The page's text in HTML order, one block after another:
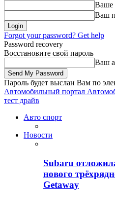
Ваше
Ваш
Forgot your password? Get help
Password recovery
Восстановите свой пароль
Ваш
Пароль будет выслан Вам по
Автомобильный портал
тест драйв
Авто спорт
Новости
Subaru
нового
Getaway